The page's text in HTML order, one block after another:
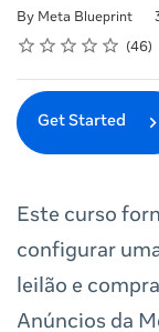
By Meta Blueprint
Duration
Difficulty
Rating
1 star
2 stars
3 stars
4 stars
5 stars
Average rating: 5.0 46
46 reviews
Get Started
Este curso
configurar
leilão e
Anúncios da